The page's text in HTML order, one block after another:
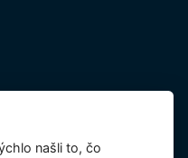
spracovávaných
našli to, čo